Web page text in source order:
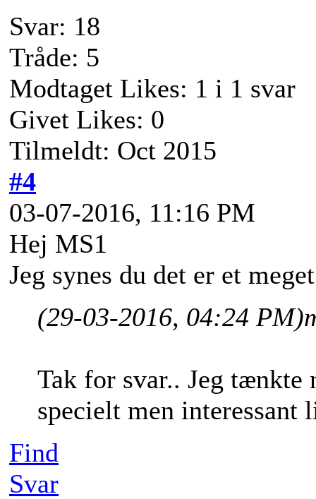
Svar: 18
Tråde: 5
Modtaget Likes: 1 i 1 svar
Givet Likes: 0
Tilmeldt: Oct 2015
#4
03-07-2016, 11:16 PM
Hej MS1
Jeg synes du det er et
(29-03-2016, 04:24 PM)
Tak for svar.. Jeg
specielt men
Find
Svar